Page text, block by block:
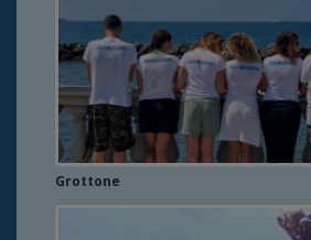
Grottone